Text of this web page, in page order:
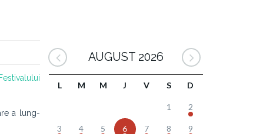
Festivalului
a lung-
AUGUST 2026
L M M J V S D
1 2
3 4 5 6 7 8 9